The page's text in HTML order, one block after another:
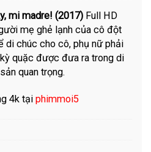
mi madre! (2017) Full HD
mẹ ghẻ lạnh của cô đột
di chúc cho cô, phụ nữ phải
quặc được đưa ra trong di
quan trọng.
4k tạiphimmoi5